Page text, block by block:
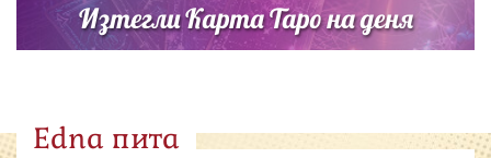
Изтегли Карта Таро на деня
Edna пита